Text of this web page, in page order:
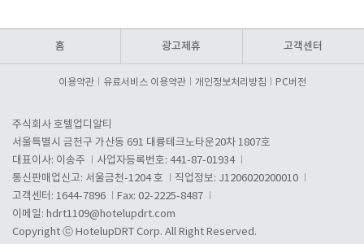
홈 광고제휴 고객센터
이용약관 유료서비스 이용약관 개인정보처리방침 PC버전
주식회사 호텔업디알티
서울특별시 금천구 가산동 691 대륭테크노타운20차 1807호
대표이사: 이송주
사업자등록번호: 441-87-01934
통신판매업신고: 서울금천-1204 호
직업정보: J1206020200010
고객센터: 1644-7896
Fax: 02-2225-8487
이메일: hdrt1109@hotelupdrt.com
Copyright ⓒ HotelupDRT Corp. All Right Reserved.